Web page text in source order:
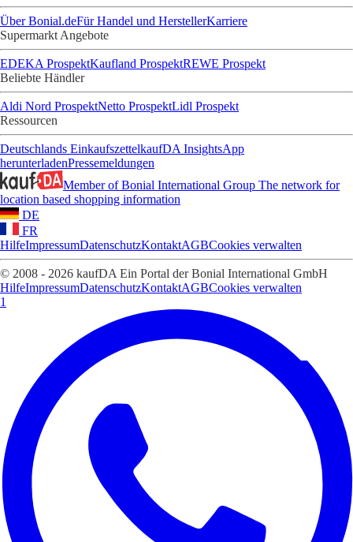
Über Bonial.deFür Handel und HerstellerKarriere
Supermarkt Angebote
EDEKA ProspektKaufland ProspektREWE Prospekt
Beliebte Händler
Aldi Nord ProspektNetto ProspektLidl Prospekt
Ressourcen
Deutschlands EinkaufszettelkaufDA InsightsApp
herunterladenPressemeldungen
Member of Bonial International Group The network for
location based shopping information
DE
FR
HilfeImpressumDatenschutzKontaktAGBCookies verwalten
© 2008 - 2026 kaufDA Ein Portal der Bonial International GmbH
HilfeImpressumDatenschutzKontaktAGBCookies verwalten
1